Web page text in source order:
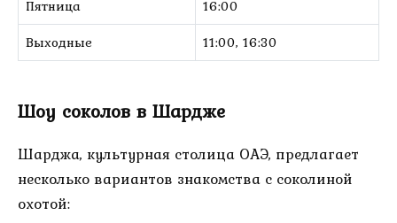
Пятница
16:00
Выходные
11:00, 16:30
Шоу соколов в Шардже
Шарджа, культурная столица ОАЭ, предлагает
несколько вариантов знакомства с соколиной
охотой: